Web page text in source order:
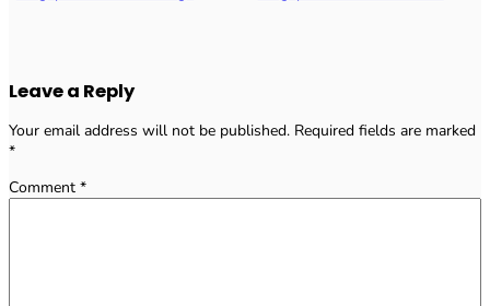
Leave a Reply
Your email address will not be published. Required fields are marked
*
Comment *